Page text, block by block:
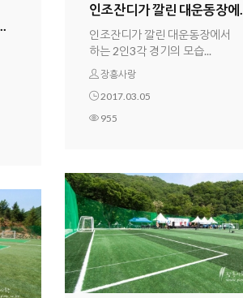
인조잔디가 깔린 대운동장에...
인조잔디가 깔린 대운동장에서
하는 2인3각 경기의 모습...
장흥사랑
2017.03.05
955